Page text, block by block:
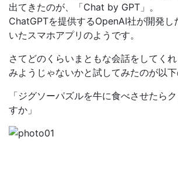
出てきたのが、「Chat by GPT」。
ChatGPTを提供するOpenAI社が開発し
いたスマホアプリのようです。
さてどのくらいまともな会話をしてく
みようじゃないかと試してみたのが以下
「ジグソーパズルを牛に食べさせたら
すか」